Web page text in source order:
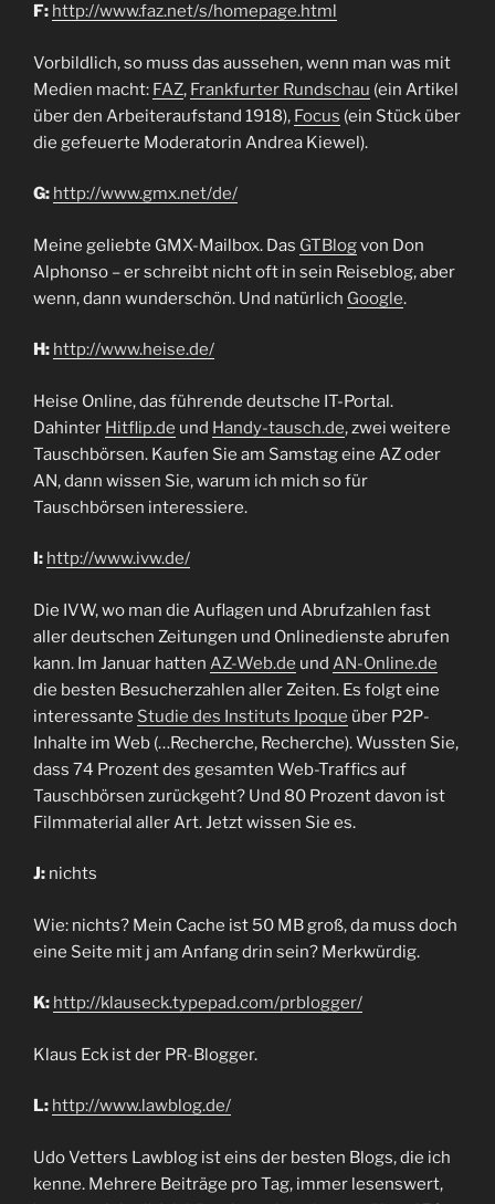
F: http://www.faz.net/s/homepage.html
Vorbildlich, so muss das aussehen, wenn man was mit
Medien macht: FAZ, Frankfurter Rundschau (ein Artikel
über den Arbeiteraufstand 1918), Focus (ein Stück über
die gefeuerte Moderatorin Andrea Kiewel).
G: http://www.gmx.net/de/
Meine geliebte GMX-Mailbox. Das GTBlogvon Don
Alphonso – er schreibt nicht oft in sein Reiseblog, aber
wenn, dann wunderschön. Und natürlich Google.
H: http://www.heise.de/
Heise Online, das führende deutsche IT-Portal.
Dahinter Hitflip.de und Handy-tausch.de, zwei weitere
Tauschbörsen. Kaufen Sie am Samstag eine AZ oder
AN, dann wissen Sie, warum ich mich so für
Tauschbörsen interessiere.
I: http://www.ivw.de/
Die IVW, wo man die Auflagen und Abrufzahlen fast
aller deutschen Zeitungen und Onlinedienste abrufen
kann. Im Januar hatten AZ-Web.de und AN-Online.de
die besten Besucherzahlen aller Zeiten. Es folgt eine
interessante Studie des Instituts Ipoque über P2P-
Inhalte im Web (…Recherche, Recherche). Wussten Sie,
dass 74 Prozent des gesamten Web-Traffics auf
Tauschbörsen zurückgeht? Und 80 Prozent davon ist
Filmmaterial aller Art. Jetzt wissen Sie es.
J: nichts
Wie: nichts? Mein Cache ist 50 MB groß, da muss doch
eine Seite mit j am Anfang drin sein? Merkwürdig.
K: http://klauseck.typepad.com/prblogger/
Klaus Eck ist der PR-Blogger.
L: http://www.lawblog.de/
Udo Vetters Lawblog ist eins der besten Blogs, die ich
kenne. Mehrere Beiträge pro Tag, immer lesenswert,